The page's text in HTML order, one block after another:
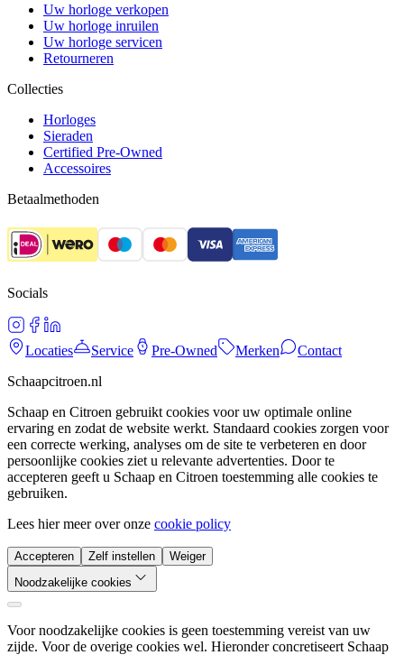
Uw horloge verkopen
Uw horloge inruilen
Uw horloge servicen
Retourneren
Collecties
Horloges
Sieraden
Certified Pre-Owned
Accessoires
Betaalmethoden
Socials
Locaties Service Pre-Owned Merken
Contact
Schaapcitroen.nl
Schaap en Citroen gebruikt cookies voor uw optimale online
ervaring en zodat de website werkt. Standaard cookies zorgen voor
een correcte werking, analyses om de site te verbeteren en door
persoonlijke cookies ziet u relevante advertenties. Door te
accepteren geeft u Schaap en Citroen toestemming alle cookies te
gebruiken.
Lees hier meer over onze cookie policy
Accepteren Zelf instellen
Weiger
Noodzakelijke cookies
Voor noodzakelijke cookies is geen toestemming vereist van uw
zijde. Voor de overige cookies wel. Hieronder concretiseert Schaap